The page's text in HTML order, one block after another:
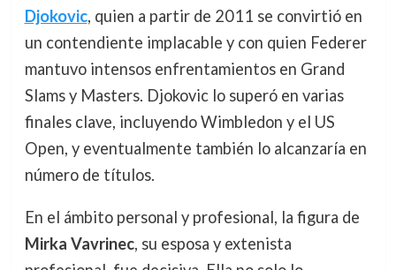
Djokovic, quien a partir de 2011 se convirtió en
un contendiente implacable y con quien Federer
mantuvo intensos enfrentamientos en Grand
Slams y Masters. Djokovic lo superó en varias
finales clave, incluyendo Wimbledon y el US
Open, y eventualmente también lo alcanzaría en
número de títulos.
En el ámbito personal y profesional, la figura de
Mirka Vavrinec, su esposa y extenista